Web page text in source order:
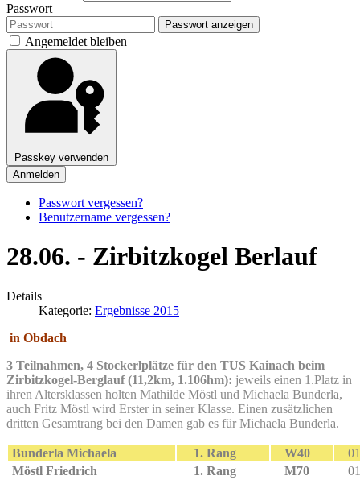
Passwort
Passwort anzeigen
Angemeldet bleiben
Passkey verwenden
Anmelden
Passwort vergessen?
Benutzername vergessen?
28.06. - Zirbitzkogel Berlauf
Details
Kategorie: Ergebnisse 2015
in Obdach
3 Teilnahmen, 4 Stockerlplätze für den TUS Kainach beim
Zirbitzkogel-Berglauf (11,2km, 1.106hm): jeweils einen 1.Platz in
ihren Altersklassen holten Mathilde Möstl und Michaela Bunderla,
auch Fritz Möstl wird Erster in seiner Klasse. Einen zusätzlichen
dritten Gesamtrang bei den Damen gab es für Michaela Bunderla.
Bunderla Michaela 1. Rang W40
Möstl Friedrich
1. Rang M70